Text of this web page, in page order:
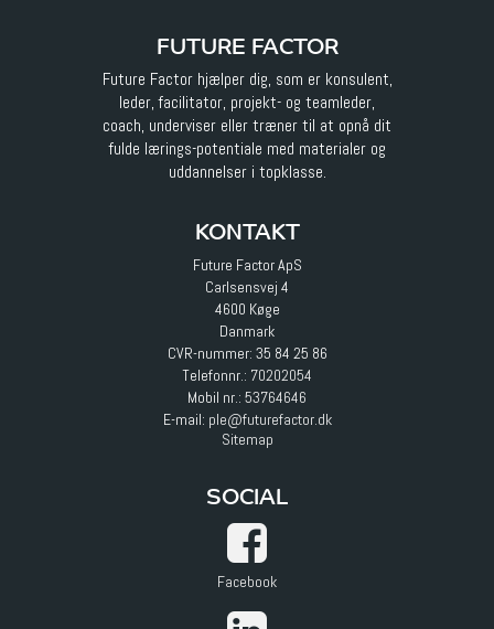
FUTURE FACTOR
Future Factor hjælper dig, som er konsulent,
leder, facilitator, projekt- og teamleder,
coach, underviser eller træner til at opnå dit
fulde lærings-potentiale med materialer og
uddannelser i topklasse.
KONTAKT
Future Factor ApS
Carlsensvej 4
4600 Køge
Danmark
CVR-nummer: 35 84 25 86
Telefonnr.: 70202054
Mobil nr.: 53764646
E-mail: ple@futurefactor.dk
Sitemap
SOCIAL
Facebook